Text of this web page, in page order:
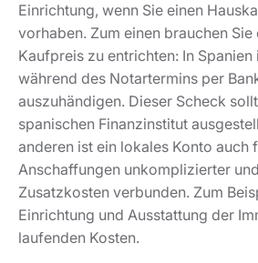
Einrichtung, wenn Sie einen
vorhaben. Zum einen brauchen Sie
Kaufpreis zu entrichten: In
während des Notartermins per
auszuhändigen. Dieser Scheck
spanischen Finanzinstitut
anderen ist ein lokales Konto auch
Anschaffungen unkomplizierter
Zusatzkosten verbunden. Zum
Einrichtung und Ausstattung der
laufenden Kosten.